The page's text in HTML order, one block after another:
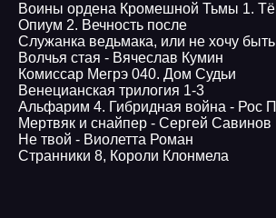
Воины ордена Кромешной Тьмы 1.
Опиум 2. Вечность после
Служанка ведьмака, или не хочу
Волчья стая - Вячеслав Кумин
Комиссар Мегрэ 040. Дом Судьи
Венецианская трилогия 1-3
Альфарим 4. Гибридная война - Рос
Мертвяк и снайпер - Сергей Савинов
Не твой - Виолетта Роман
Странники 8, Короли Клонмела